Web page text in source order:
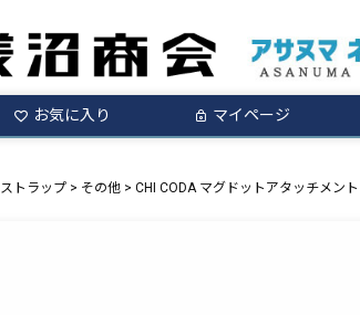
お気に入り マイページ
ストラップ その他 CHI CODA マグドットアタッチメン